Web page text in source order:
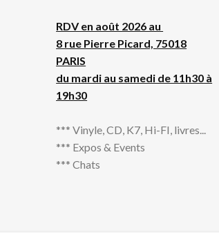
RDV en août 2026 au
8 rue Pierre Picard, 75018
PARIS
du mardi au samedi de 11h30 à
19h30
*** Vinyle, CD, K7, Hi-FI, livres...
*** Expos & Events
*** Chats